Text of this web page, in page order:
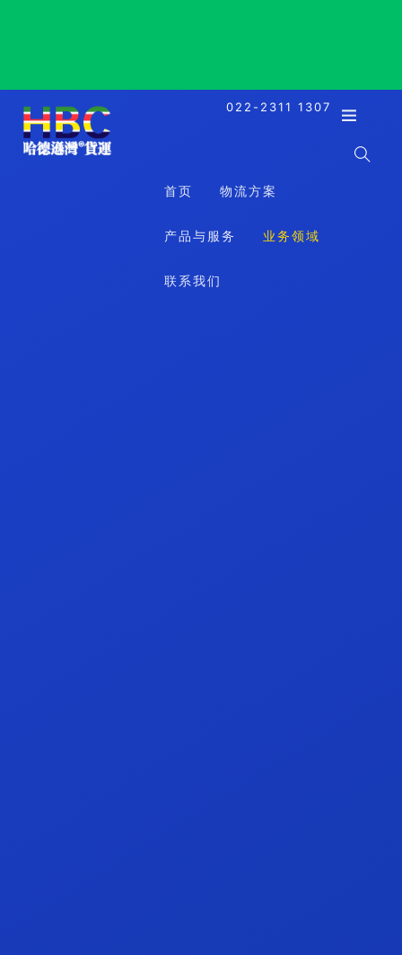
022-2311 1307
首页 物流方案
产品与服务 业务领域
联系我们